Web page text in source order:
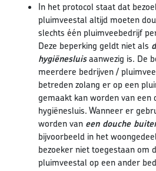
In het protocol staat dat
pluimveestal altijd moeten
slechts één pluimveebedrijf
Deze beperking geldt niet als
hygiënesluisaanwezig is. De
meerdere bedrijven /
betreden zolang er op een
gemaakt kan worden van een
hygiënesluis. Wanneer er
worden van een douche
bijvoorbeeld in het
bezoeker niet toegestaan om
pluimveestal op een ander